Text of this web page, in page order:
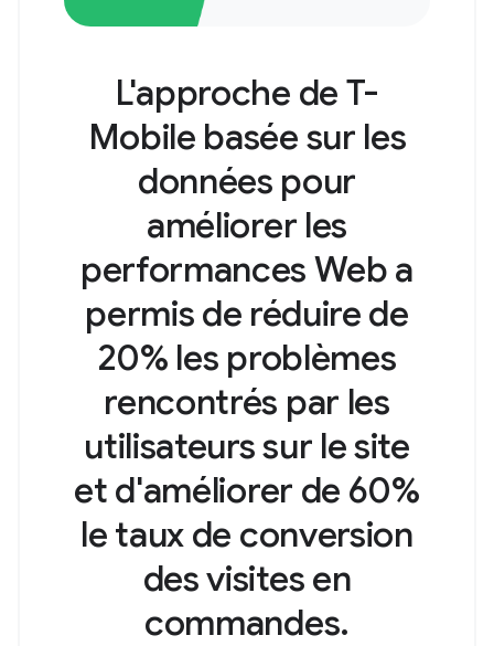
L'approche de T-
Mobile basée sur les
données pour
améliorer les
performances Web a
permis de réduire de
20% les problèmes
rencontrés par les
utilisateurs sur le site
et d'améliorer de 60%
le taux de conversion
des visites en
commandes.